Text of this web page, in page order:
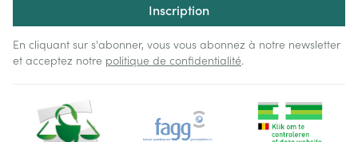
Inscription
En cliquant sur s'abonner, vous vous abonnez à notre newsletter
et acceptez notre politique de confidentialité.